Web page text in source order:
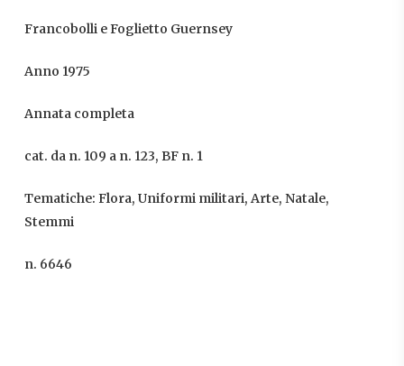
Francobolli e Foglietto Guernsey
Anno 1975
Annata completa
cat. da n. 109 a n. 123, BF n. 1
Tematiche: Flora, Uniformi militari, Arte, Natale,
Stemmi
n. 6646